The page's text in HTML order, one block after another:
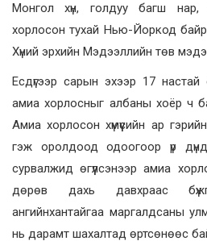
Монгол хүн, голдуу багш
хорлосон тухай Нью-Йоркод
Хүний эрхийн Мэдээллийн төв
Есдүгээр сарын эхээр 17
амиа хорлосныг албаны хоёр ч
Амиа хорлосон хүмүүсийн ар
гэж оролдоод одоогоор үр дүнд
сурвалжид өгүүлсэнээр амиа
дөрөв дахь давхраас
ангийнхантайгаа маргалдсаны
нь дарамт шахалтад өртсөнөөс